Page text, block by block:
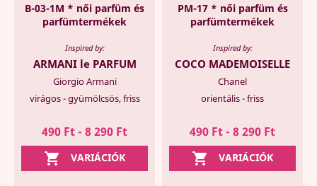
B-03-1M * női parfüm és
parfümtermékek
Inspired by:
ARMANI le PARFUM
Giorgio Armani
virágos - gyümölcsös, friss
490 Ft - 8 290 Ft
 VARIÁCIÓK
PM-17 * női parfüm és
parfümtermékek
Inspired by:
COCO MADEMOISELLE
Chanel
orientális - friss
490 Ft - 8 290 Ft
 VARIÁCIÓK